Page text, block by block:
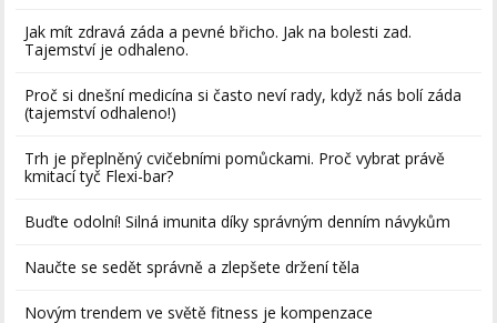
Jak mít zdravá záda a pevné břicho. Jak na bolesti zad.
Tajemství je odhaleno.
Proč si dnešní medicína si často neví rady, když nás bolí záda
(tajemství odhaleno!)
Trh je přeplněný cvičebními pomůckami. Proč vybrat právě
kmitací tyč Flexi-bar?
Buďte odolní! Silná imunita díky správným denním návykům
Naučte se sedět správně a zlepšete držení těla
Novým trendem ve světě fitness je kompenzace